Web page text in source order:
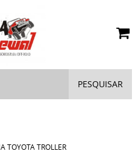
PESQUISAR
TOYOTA TROLLER